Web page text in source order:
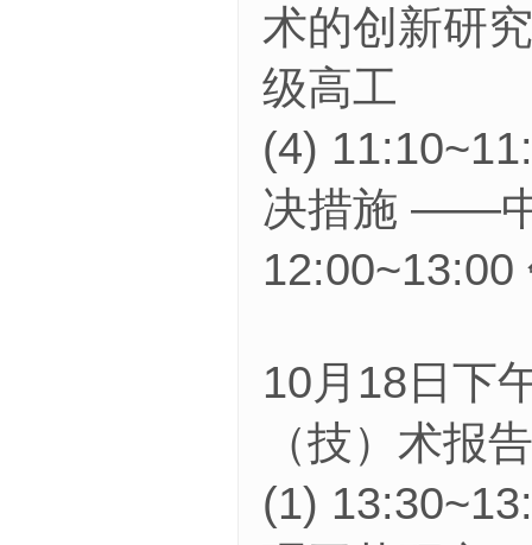
术的创新研
级高工
(4)
决措施 ——
10月18日下
（技）术报告
(1)